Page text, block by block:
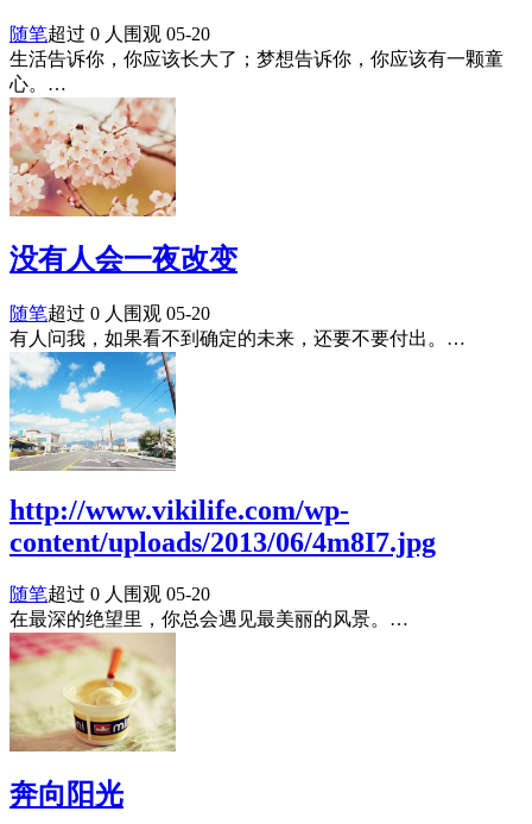
随笔超过 0 人围观 05-20
生活告诉你，你应该长大了；梦想告诉你，你应该有一颗童
心。…
没有人会一夜改变
随笔超过 0 人围观 05-20
有人问我，如果看不到确定的未来，还要不要付出。…
http://www.vikilife.com/wp-
content/uploads/2013/06/4m8I7.jpg
随笔超过 0 人围观 05-20
在最深的绝望里，你总会遇见最美丽的风景。…
奔向阳光